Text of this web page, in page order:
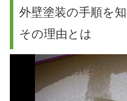
外壁塗装の手順を
その理由とは